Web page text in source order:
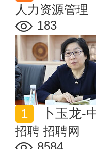
人力资源管理
183
卜玉龙-
招聘 招聘网